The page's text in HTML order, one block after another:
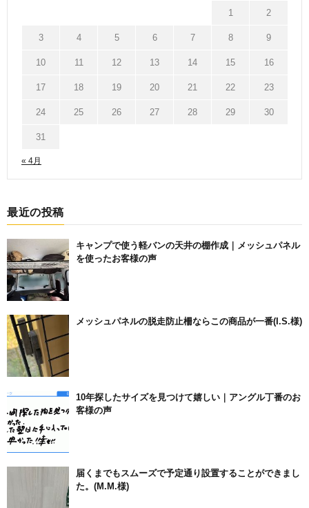
« 4月
1 2
3 4 5 6 7 8 9
10 11 12 13 14 15 16
17 18 19 20 21 22 23
24 25 26 27 28 29 30
31
最近の投稿
キャンプで使う軽バンの天井の棚作成｜メッシュパネル
を使ったお客様の声
メッシュパネルの脱走防止柵ならこの商品が一番(I.S.様)
10年探したサイズを見つけて嬉しい｜アングル丁番のお
客様の声
届くまでもスムーズで予定通り設置することができまし
た。(M.M.様)